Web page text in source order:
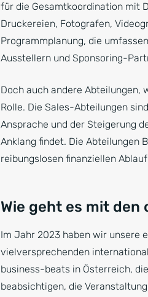
für die Gesamtkoordination mit
Druckereien, Fotografen,
Programmplanung, die
Ausstellern und Sponsoring-
Doch auch andere Abteilungen,
Rolle. Die Sales-Abteilungen
Ansprache und der Steigerung
Anklang findet. Die Abteilungen
reibungslosen finanziellen
Wie geht es mit
Im Jahr 2023 haben wir unsere
vielversprechenden
business-beats in Österreich,
beabsichtigen, die